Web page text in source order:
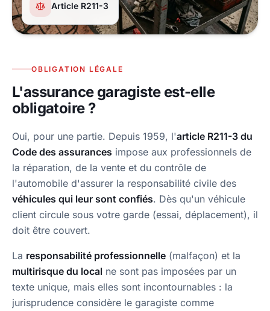
Article R211-3
OBLIGATION LÉGALE
L'assurance garagiste est-elle
obligatoire ?
Oui, pour une partie. Depuis 1959, l'article R211-3 du
Code des assurances impose aux professionnels de
la réparation, de la vente et du contrôle de
l'automobile d'assurer la responsabilité civile des
véhicules qui leur sont confiés. Dès qu'un véhicule
client circule sous votre garde (essai, déplacement), il
doit être couvert.
La responsabilité professionnelle (malfaçon) et la
multirisque du local ne sont pas imposées par un
texte unique, mais elles sont incontournables : la
jurisprudence considère le garagiste comme